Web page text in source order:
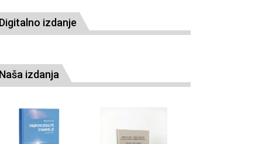
Digitalno izdanje
Naša izdanja